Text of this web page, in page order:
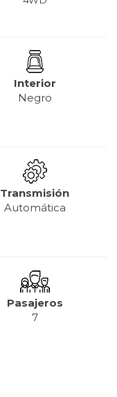
Interior
Negro
Transmisión
Automática
Pasajeros
7